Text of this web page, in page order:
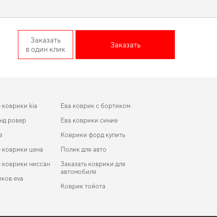
Заказать
в один клик
Заказать
kia
ровер
цена
ниссан
eva
Ева коврик с бортиком
Ева коврики синие
Коврики форд купить
Полик для авто
Заказать коврики для
автомобиля
Коврик тойота